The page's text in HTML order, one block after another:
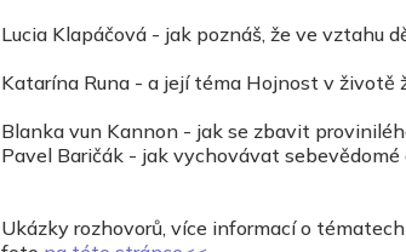
Lucia Klapáčová - jak poznáš, že ve vztahu
Katarína Runa - a její téma Hojnost v životě
Blanka vun Kannon - jak se zbavit
Pavel Baričák - jak vychovávat
Ukázky rozhovorů, více informací o